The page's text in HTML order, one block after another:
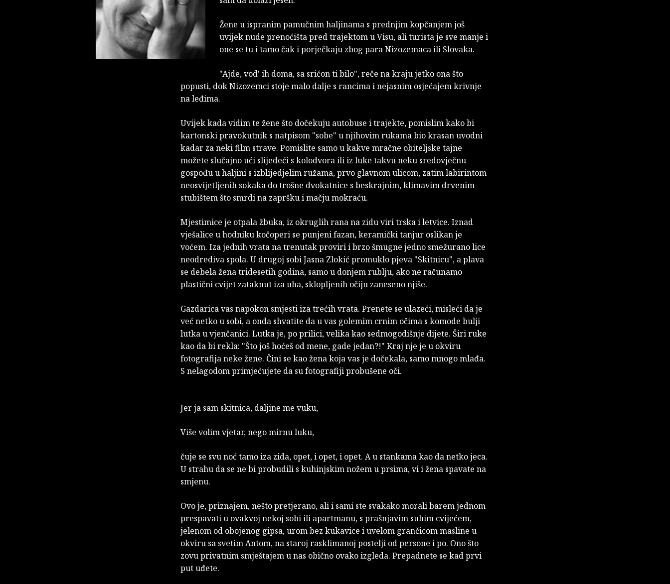
Žene u ispranim pamučnim haljinama s prednjim kopčanjem još
uvijek nude prenoćišta pred trajektom u Visu, ali turista je sve manje i
one se tu i tamo čak i porječkaju zbog para Nizozemaca ili Slovaka.
"Ajde, vod' ih doma, sa srićon ti bilo", reče na kraju jetko ona što
popusti, dok Nizozemci stoje malo dalje s rancima i nejasnim osjećajem krivnje
na leđima.
Uvijek kada vidim te žene što dočekuju autobuse i trajekte, pomislim kako bi
kartonski pravokutnik s natpisom "sobe" u njihovim rukama bio krasan uvodni
kadar za neki film strave. Pomislite samo u kakve mračne obiteljske tajne
možete slučajno ući slijedeći s kolodvora ili iz luke takvu neku sredovječnu
gospođu u haljini s izblijedjelim ružama, prvo glavnom ulicom, zatim labirintom
neosvijetljenih sokaka do trošne dvokatnice s beskrajnim, klimavim drvenim
stubištem što smrdi na zapršku i mačju mokraću.
Mjestimice je otpala žbuka, iz okruglih rana na zidu viri trska i letvice. Iznad
vješalice u hodniku kočoperi se punjeni fazan, keramički tanjur oslikan je
voćem. Iza jednih vrata na trenutak proviri i brzo šmugne jedno smežurano lice
neodrediva spola. U drugoj sobi Jasna Zlokić promuklo pjeva "Skitnicu", a plava
se debela žena tridesetih godina, samo u donjem rublju, ako ne računamo
plastični cvijet zataknut iza uha, sklopljenih očiju zaneseno njiše.
Gazdarica vas napokon smjesti iza trećih vrata. Prenete se ulazeći, misleći da je
već netko u sobi, a onda shvatite da u vas golemim crnim očima s komode bulji
lutka u vjenčanici. Lutka je, po prilici, velika kao sedmogodišnje dijete. Širi ruke
kao da bi rekla: "Što još hoćeš od mene, gade jedan?!" Kraj nje je u okviru
fotografija neke žene. Čini se kao žena koja vas je dočekala, samo mnogo mlađa.
S nelagodom primjećujete da su fotografiji probušene oči.
Jer ja sam skitnica, daljine me vuku,
Više volim vjetar, nego mirnu luku,
čuje se svu noć tamo iza zida, opet, i opet, i opet. A u stankama kao da netko jeca.
U strahu da se ne bi probudili s kuhinjskim nožem u prsima, vi i žena spavate na
smjenu.
Ovo je, priznajem, nešto pretjerano, ali i sami ste svakako morali barem jednom
prespavati u ovakvoj nekoj sobi ili apartmanu, s prašnjavim suhim cvijećem,
jelenom od obojenog gipsa, urom bez kukavice i uvelom grančicom masline u
okviru sa svetim Antom, na staroj rasklimanoj postelji od persone i po. Ono što
zovu privatnim smještajem u nas obično ovako izgleda. Prepadnete se kad prvi
put uđete.